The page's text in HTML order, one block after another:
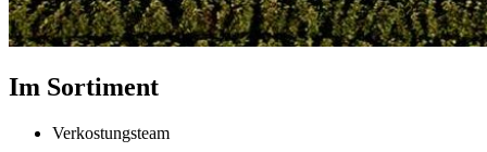
Im Sortiment
Verkostungsteam